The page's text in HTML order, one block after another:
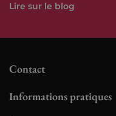
Lire sur le blog
Contact
Informations pratiques